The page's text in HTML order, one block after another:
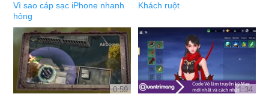
Vì sao cáp sạc iPhone nhanh
hỏng
Khách ruột
0:59 1:34